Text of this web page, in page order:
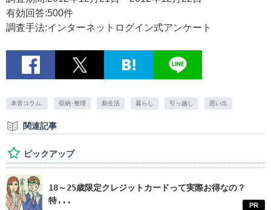
有効回答:500件
調査手法:インターネットログイン式アンケート
本音コラム. 収納･整理 新生活 暮らし 引っ越し 思い出
関連記事
ピックアップ
18～25歳限定クレジットカードって実際お得なの？
特...
PR